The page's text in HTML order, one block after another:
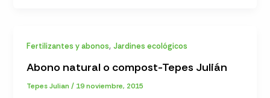
Fertilizantes y abonos,Jardines ecológicos
Abono natural o compost-Tepes Julián
Tepes Julian/ 19 noviembre, 2015